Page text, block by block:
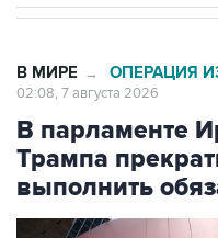
В МИРЕ → ОПЕРАЦИЯ
02:08, 7 августа 2026
В парламенте
Трампа
выполнить